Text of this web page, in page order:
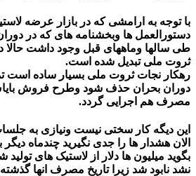
با توجه به ارامشی که در بازار عرضه
دستورالعمل ها وبخشنامه های که در
طی سالها وماههای قبل وجود داشت حالا
ثروت ملی تبدیل شده است.
رهکار نجات ثروت ملی بسیار ساده است
دوران بحران حذف شود وطرح فروش
مصرف هم اجرایی گردد.
این دیگه کار سختی نیست ونیازی به
الان هشدار ها را جدی نگیرید چندماه دیگر
بگوید میلیون ها دلار از لاستیک های تولید
نشد نابود شد زیرا تاریخ مصرف انها گذشته